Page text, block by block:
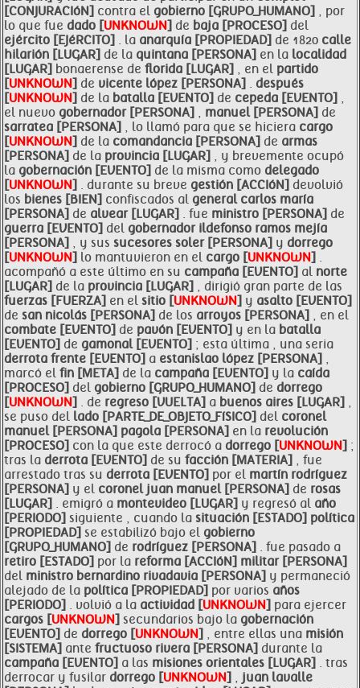
[CONJURACIóN] contra el gobierno [GRUPO_HUMANO] , por
lo que fue dado [UNKNOWN] de baja [PROCESO] del
ejército [EJéRCITO] . la anarquía [PROPIEDAD] de 1820 calle
hilarión [LUGAR] de la quintana [PERSONA] en la localidad
[LUGAR] bonaerense de florida [LUGAR] , en el partido
[UNKNOWN] de vicente lópez [PERSONA] . después
[UNKNOWN] de la batalla [EVENTO] de cepeda [EVENTO] ,
el nuevo gobernador [PERSONA] , manuel [PERSONA] de
sarratea [PERSONA] , lo llamó para que se hiciera cargo
[UNKNOWN] de la comandancia [PERSONA] de armas
[PERSONA] de la provincia [LUGAR] , y brevemente ocupó
la gobernación [EVENTO] de la misma como delegado
[UNKNOWN] . durante su breve gestión [ACCIóN] devolvió
los bienes [BIEN] confiscados al general carlos maría
[PERSONA] de alvear [LUGAR] . fue ministro [PERSONA] de
guerra [EVENTO] del gobernador ildefonso ramos mejía
[PERSONA] , y sus sucesores soler [PERSONA] y dorrego
[UNKNOWN] lo mantuvieron en el cargo [UNKNOWN] .
acompañó a este último en su campaña [EVENTO] al norte
[LUGAR] de la provincia [LUGAR] , dirigió gran parte de las
fuerzas [FUERZA] en el sitio [UNKNOWN] y asalto [EVENTO]
de san nicolás [PERSONA] de los arroyos [PERSONA] , en el
combate [EVENTO] de pavón [EVENTO] y en la batalla
[EVENTO] de gamonal [EVENTO] ; esta última , una seria
derrota frente [EVENTO] a estanislao lópez [PERSONA] ,
marcó el fin [META] de la campaña [EVENTO] y la caída
[PROCESO] del gobierno [GRUPO_HUMANO] de dorrego
[UNKNOWN] . de regreso [VUELTA] a buenos aires [LUGAR] ,
se puso del lado [PARTE_DE_OBJETO_FíSICO] del coronel
manuel [PERSONA] pagola [PERSONA] en la revolución
[PROCESO] con la que este derrocó a dorrego [UNKNOWN] ;
tras la derrota [EVENTO] de su facción [MATERIA] , fue
arrestado tras su derrota [EVENTO] por el martín rodríguez
[PERSONA] y el coronel juan manuel [PERSONA] de rosas
[LUGAR] . emigró a montevideo [LUGAR] y regresó al año
[PERIODO] siguiente , cuando la situación [ESTADO] política
[PROPIEDAD] se estabilizó bajo el gobierno
[GRUPO_HUMANO] de rodríguez [PERSONA] . fue pasado a
retiro [ESTADO] por la reforma [ACCIóN] militar [PERSONA]
del ministro bernardino rivadavia [PERSONA] y permaneció
alejado de la política [PROPIEDAD] por varios años
[PERIODO] . volvió a la actividad [UNKNOWN] para ejercer
cargos [UNKNOWN] secundarios bajo la gobernación
[EVENTO] de dorrego [UNKNOWN] , entre ellas una misión
[SISTEMA] ante fructuoso rivera [PERSONA] durante la
campaña [EVENTO] a las misiones orientales [LUGAR] . tras
derrocar y fusilar dorrego [UNKNOWN] , juan lavalle